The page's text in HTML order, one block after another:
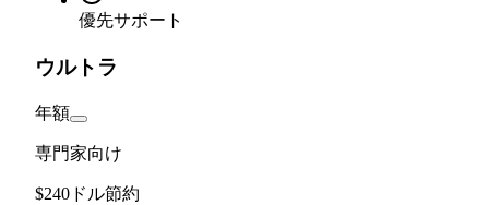
優先サポート
ウルトラ
年額
専門家向け
$240ドル節約